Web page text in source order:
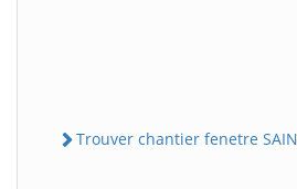
Trouver chantier fenetre